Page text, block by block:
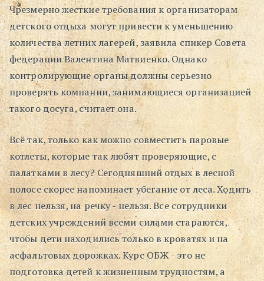
* Смотреть
* Читать
* По жизни
Блог
⋅
Поиск
Чрезмерно жесткие требования к организаторам
детского отдыха могут привести к уменьшению
количества летних лагерей, заявила спикер Совета
федерации Валентина Матвиенко. Однако
контролирующие органы должны серьезно
проверять компании, занимающиеся организацией
такого досуга, считает она.
Всё так, только как можно совместить паровые
котлеты, которые так любят проверяющие, с
палатками в лесу? Сегодняшний отдых в лесной
полосе скорее напоминает убегание от леса. Ходить
в лес нельзя, на речку - нельзя. Все сотрудники
детских учреждений всеми силами стараются,
чтобы дети находились только в кроватях и на
асфальтовых дорожках. Курс ОБЖ - это не
подготовка детей к жизненным трудностям, а